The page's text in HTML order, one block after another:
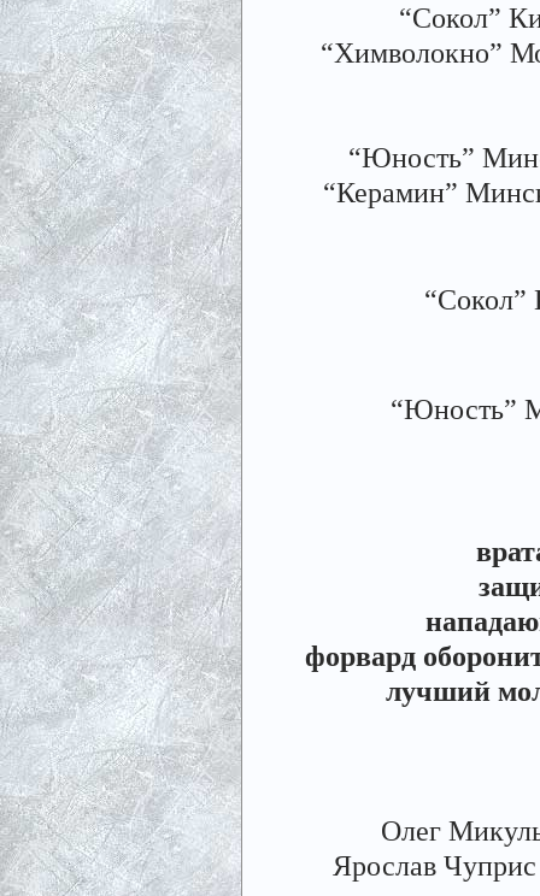
“Сокол”
“Химволокно”
“Юность”
“Керамин”
“Юность”
форвард
лучший
Олег
Ярослав